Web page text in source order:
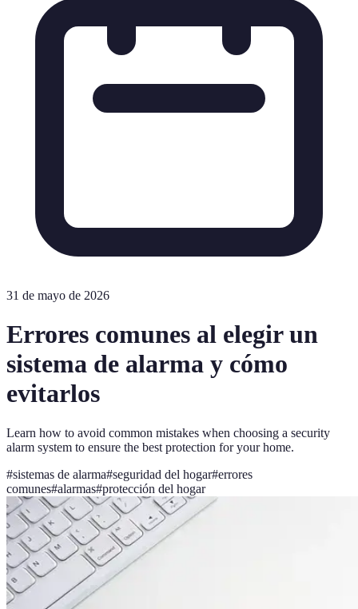
31 de mayo de 2026
Errores comunes al elegir un
sistema de alarma y cómo
evitarlos
Learn how to avoid common mistakes when choosing a security
alarm system to ensure the best protection for your home.
#sistemas de alarma#seguridad del hogar#errores
comunes#alarmas#protección del hogar